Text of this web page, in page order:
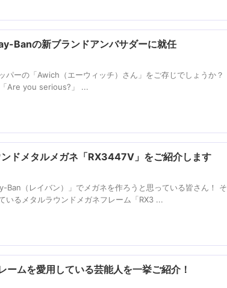
Banの新ブランドアンバサダーに就任
パーの「Awich（エーウィッチ）さん」をご存じでしょうか？
Are you serious?」 ...
ドメタルメガネ「RX3447V」をご紹介します
Ban（レイバン）」でメガネを作ろうと思っている皆さん！ そ
いるメタルラウンドメガネフレーム「RX3 ...
ームを愛用している芸能人を一挙ご紹介！